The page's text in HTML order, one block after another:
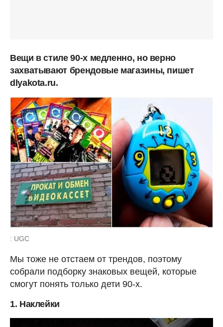
Вещи в стиле 90-х медленно, но верно
захватывают брендовые магазины, пишет
dlyakota.ru.
: UGC
Мы тоже не отстаем от трендов, поэтому
собрали подборку знаковых вещей, которые
смогут понять только дети 90-х.
1. Наклейки